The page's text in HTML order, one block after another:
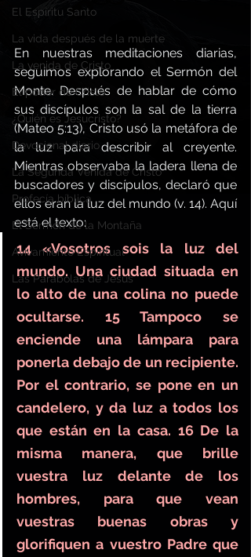
El Espíritu Santo
La vida después de la muerte
La venida de Cristo
El poder de Cristo
¿Quién es Jesucristo?
Devocional diario
La Segunda Venida de Cristo
Profecía bíblica
El Sermón de la Montaña
Avivamiento Espiritual
Las Parábolas de Jesús
En nuestras meditaciones diarias,
seguimos explorando el Sermón del
Monte. Después de hablar de cómo
sus discípulos son la sal de la tierra
(Mateo 5:13), Cristo usó la metáfora de
la luz para describir al creyente.
Mientras observaba la ladera llena de
buscadores y discípulos, declaró que
ellos eran la luz del mundo (v. 14). Aquí
está el texto:
14 «Vosotros sois la luz del
mundo. Una ciudad situada en
lo alto de una colina no puede
ocultarse. 15 Tampoco se
enciende una lámpara para
ponerla debajo de un recipiente.
Por el contrario, se pone en un
candelero, y da luz a todos los
que están en la casa. 16 De la
misma manera, que brille
vuestra luz delante de los
hombres, para que vean
vuestras buenas obras y
glorifiquen a vuestro Padre que